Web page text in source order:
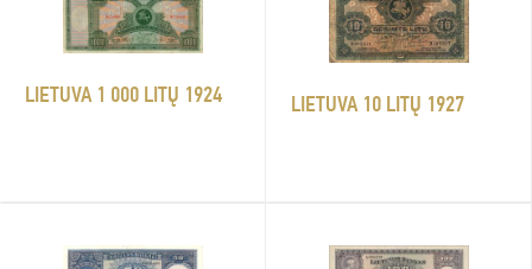
LIETUVA 1 000 LITŲ 1924 LIETUVA 10 LITŲ 1927